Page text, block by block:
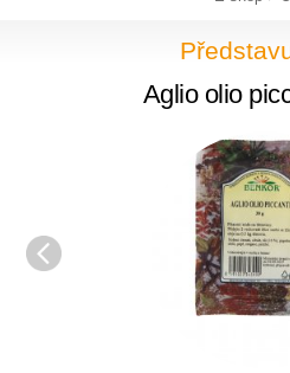
Aglio olio